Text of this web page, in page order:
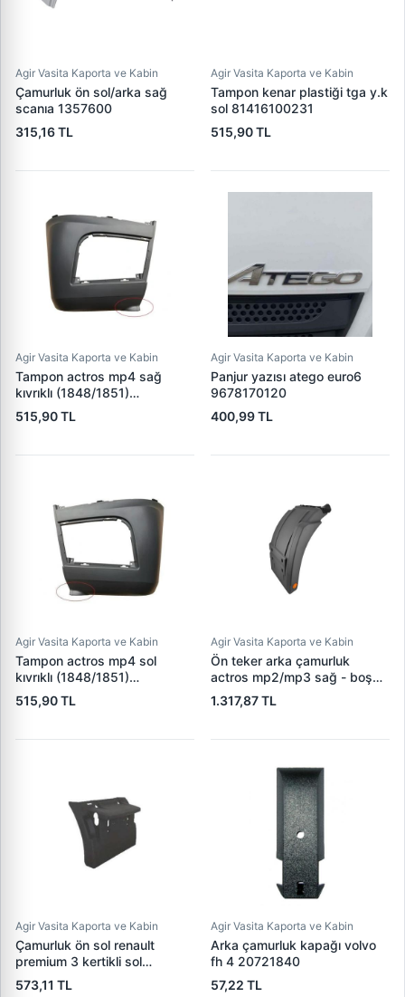
Agir Vasita Kaporta ve Kabin
Çamurluk ön sol/arka sağ
scanıa 1357600
315,16 TL
Agir Vasita Kaporta ve Kabin
Tampon kenar plastiği tga y.k
sol 81416100231
515,90 TL
Agir Vasita Kaporta ve Kabin
Tampon actros mp4 sağ
kıvrıklı (1848/1851)
9608850538
515,90 TL
Agir Vasita Kaporta ve Kabin
Panjur yazısı atego euro6
9678170120
400,99 TL
Agir Vasita Kaporta ve Kabin
Tampon actros mp4 sol
kıvrıklı (1848/1851)
9608850438
515,90 TL
Agir Vasita Kaporta ve Kabin
Ön teker arka çamurluk
actros mp2/mp3 sağ - boş
filesiz 9438800406
1.317,87 TL
Agir Vasita Kaporta ve Kabin
Çamurluk ön sol renault
premium 3 kertikli sol
7421094393
573,11 TL
Agir Vasita Kaporta ve Kabin
Arka çamurluk kapağı volvo
fh 4 20721840
57,22 TL